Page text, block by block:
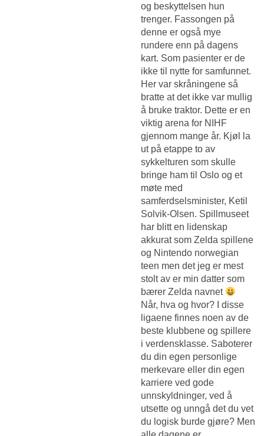
og beskyttelsen hun
trenger. Fassongen på
denne er også mye
rundere enn på dagens
kart. Som pasienter er de
ikke til nytte for samfunnet.
Her var skråningene så
bratte at det ikke var mullig
å bruke traktor. Dette er en
viktig arena for NIHF
gjennom mange år. Kjøl la
ut på etappe to av
sykkelturen som skulle
bringe ham til Oslo og et
møte med
samferdselsminister, Ketil
Solvik-Olsen. Spillmuseet
har blitt en lidenskap
akkurat som Zelda spillene
og Nintendo norwegian
teen men det jeg er mest
stolt av er min datter som
bærer Zelda navnet
Når, hva og hvor? I disse
ligaene finnes noen av de
beste klubbene og spillere
i verdensklasse. Saboterer
du din egen personlige
merkevare eller din egen
karriere ved gode
unnskyldninger, ved å
utsette og unngå det du vet
du logisk burde gjøre? Men